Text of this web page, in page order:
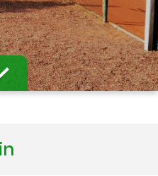
expand_more